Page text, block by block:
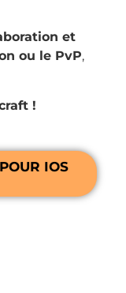
et
ou le PvP,
!
IOS